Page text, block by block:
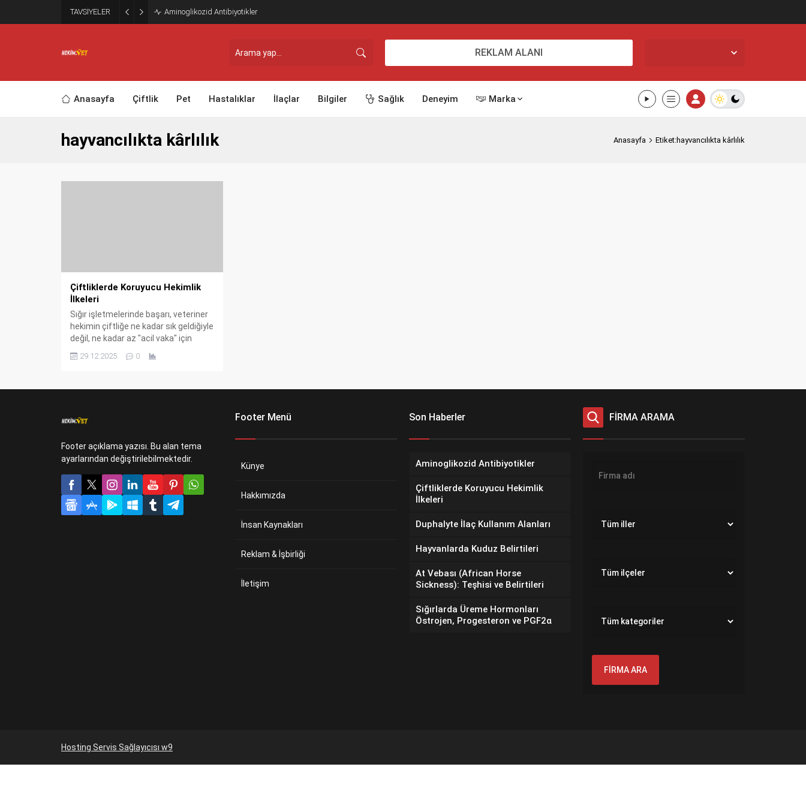
TAVSİYELER Aminoglikozid Antibiyotikler
REKLAM ALANI
Anasayfa Çiftlik Pet Hastalıklar İlaçlar Bilgiler Sağlık Deneyim Marka
hayvancılıkta kârlılık Anasayfa Etiket:hayvancılıkta kârlılık
Çiftliklerde Koruyucu Hekimlik
İlkeleri
Sığır işletmelerinde başarı, veteriner
hekimin çiftliğe ne kadar sık geldiğiyle
değil, ne kadar az "acil vaka" için
etmek sadece ilaç masrafı ile değil,
bahsedecek olursam korumak ucuz
29.12.2025 0
Footer açıklama yazısı. Bu alan tema
ayarlarından değiştirilebilmektedir.
Footer Menü
Künye
Hakkımızda
İnsan Kaynakları
Reklam & İşbirliği
İletişim
Son Haberler
Aminoglikozid Antibiyotikler
Çiftliklerde Koruyucu Hekimlik
İlkeleri
Duphalyte İlaç Kullanım Alanları
Hayvanlarda Kuduz Belirtileri
At Vebası (African Horse
Sickness): Teşhisi ve Belirtileri
Sığırlarda Üreme Hormonları
Östrojen, Progesteron ve PGF2α
FİRMA ARAMA
Hosting Servis Sağlayıcısı w9